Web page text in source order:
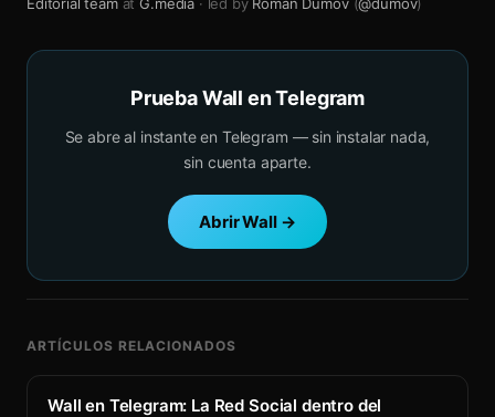
Prueba Wall en Telegram
Se abre al instante en Telegram — sin instalar nada,
sin cuenta aparte.
Abrir Wall →
ARTÍCULOS RELACIONADOS
Wall en Telegram: La Red Social dentro del